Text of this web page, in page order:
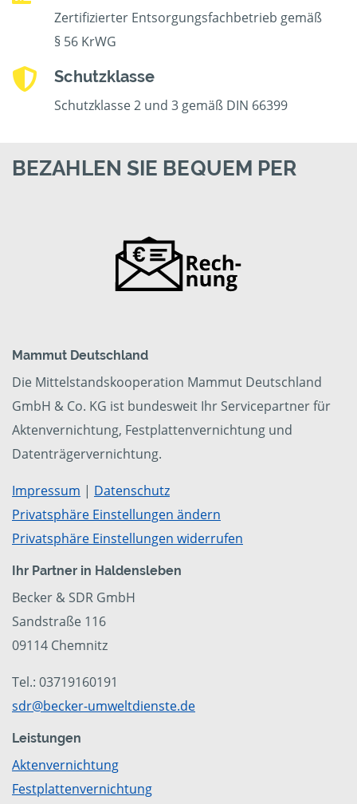
Zertifizierter Entsorgungsfachbetrieb gemäß
§ 56 KrWG
Schutzklasse
Schutzklasse 2 und 3 gemäß DIN 66399
BEZAHLEN SIE BEQUEM PER
Mammut Deutschland
Die Mittelstandskooperation Mammut Deutschland
GmbH & Co. KG ist bundesweit Ihr Servicepartner für
Aktenvernichtung, Festplattenvernichtung und
Datenträgervernichtung.
Impressum | Datenschutz
Privatsphäre Einstellungen ändern
Privatsphäre Einstellungen widerrufen
Ihr Partner in Haldensleben
Becker & SDR GmbH
Sandstraße 116
09114 Chemnitz
Tel.: 03719160191
sdr@becker-umweltdienste.de
Leistungen
Aktenvernichtung
Festplattenvernichtung